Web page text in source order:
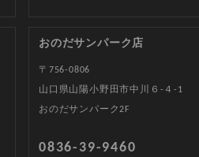
おのだサンパーク店
〒756-0806
山口県山陽小野田市中川６-４-1
おのだサンパーク2F
0836-39-9460